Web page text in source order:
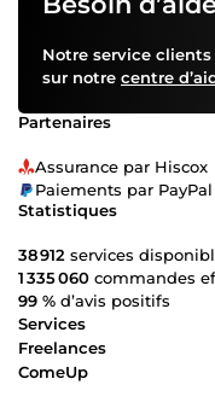
Notre service
sur notre centre
Partenaires
Assurance par Hiscox
Paiements par
Statistiques
38 912 services
1 335 060 commandes
99 % d’avis positifs
Services
Freelances
ComeUp